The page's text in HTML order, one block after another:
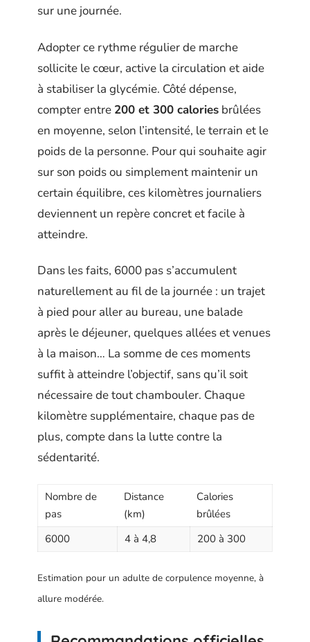
sur une journée.
Adopter ce rythme régulier de marche
sollicite le cœur, active la circulation et aide
à stabiliser la glycémie. Côté dépense,
compter entre 200 et 300 calories brûlées
en moyenne, selon l’intensité, le terrain et le
poids de la personne. Pour qui souhaite agir
sur son poids ou simplement maintenir un
certain équilibre, ces kilomètres journaliers
deviennent un repère concret et facile à
atteindre.
Dans les faits, 6000 pas s’accumulent
naturellement au fil de la journée : un trajet
à pied pour aller au bureau, une balade
après le déjeuner, quelques allées et venues
à la maison… La somme de ces moments
suffit à atteindre l’objectif, sans qu’il soit
nécessaire de tout chambouler. Chaque
kilomètre supplémentaire, chaque pas de
plus, compte dans la lutte contre la
sédentarité.
Nombre de
pas
Distance
(km)
Calories
brûlées
6000
4 à 4,8 200 à 300
Estimation pour un adulte de corpulence moyenne, à
allure modérée.